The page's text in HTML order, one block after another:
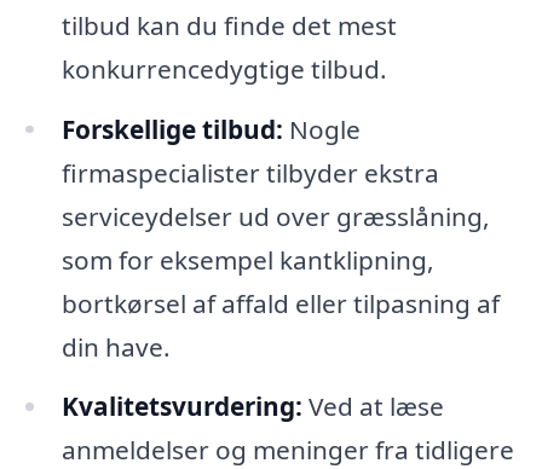
tilbud kan du finde det mest
konkurrencedygtige tilbud.
Forskellige tilbud: Nogle
firmaspecialister tilbyder ekstra
serviceydelser ud over græsslåning,
som for eksempel kantklipning,
bortkørsel af affald eller tilpasning af
din have.
Kvalitetsvurdering: Ved at læse
anmeldelser og meninger fra tidligere